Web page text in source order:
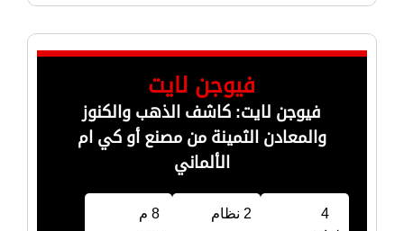
فيوجن لايت
فيوجن لايت: كاشف الذهب والكنوز
والمعادن الثمينة من مصنع أو كي ام
الألماني
4
2 نظام
8 م